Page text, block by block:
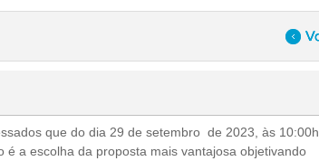
que do dia 29 de setembro de 2023, às 10:00h
a escolha da proposta mais vantajosa objetivando